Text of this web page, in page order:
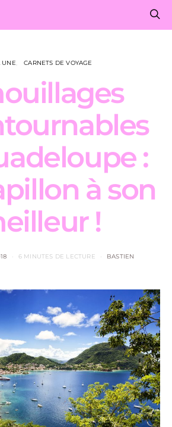
UNE CARNETS DE VOYAGE
:
à son
!
6 MINUTES DE LECTURE BASTIEN